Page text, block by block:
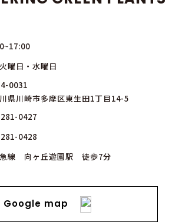
曜日・水曜日
0031
県川崎市多摩区東生田1丁目14-5
0427
0428
線 向ヶ丘遊園駅 徒歩7分
Google map